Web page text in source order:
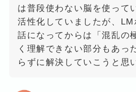
は普段使わない脳を使って
活性化していましたが、
話になってからは「混乱の
く理解できない部分もあっ
らずに解決していこうと思